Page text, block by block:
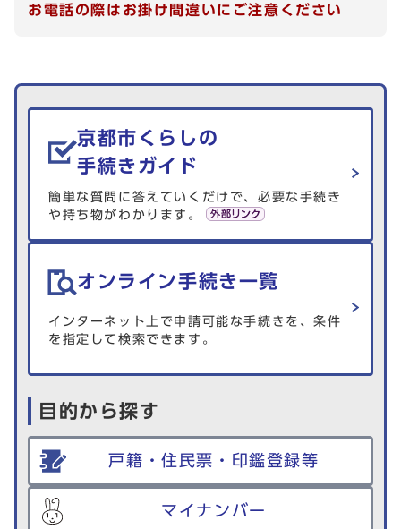
お電話の際はお掛け間違いにご注意ください
生活情報を探す
京都市くらしの
手続きガイド
簡単な質問に答えていくだけで、必要な手続き
や持ち物がわかります。
オンライン手続き一覧
インターネット上で申請可能な手続きを、条件
を指定して検索できます。
目的から探す
戸籍・住民票・印鑑登録等
マイナンバー